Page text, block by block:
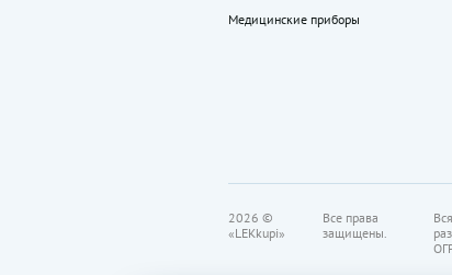
Медицинские приборы
2026 ©
«LEKkupi»
Все права
защищены.